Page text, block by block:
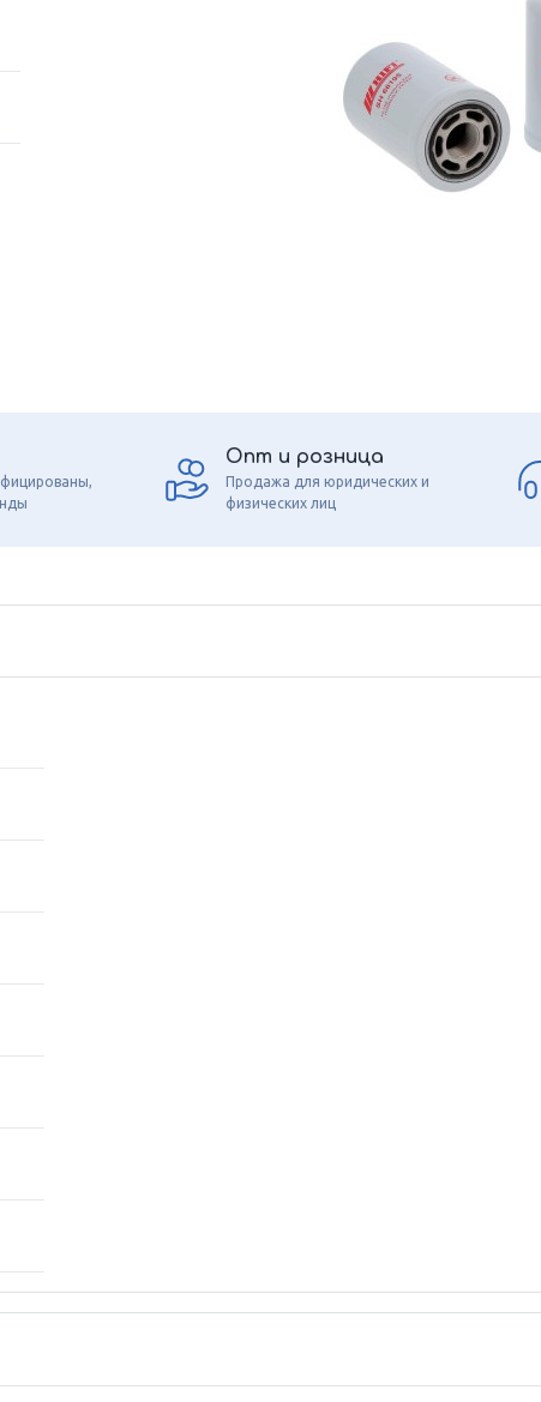
Опт и розница
Продажа для юридических и
физических лиц